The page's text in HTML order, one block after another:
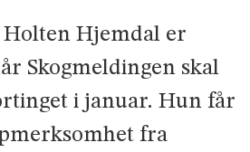
Hjemdal er
Skogmeldingen skal
i januar. Hun får
fra